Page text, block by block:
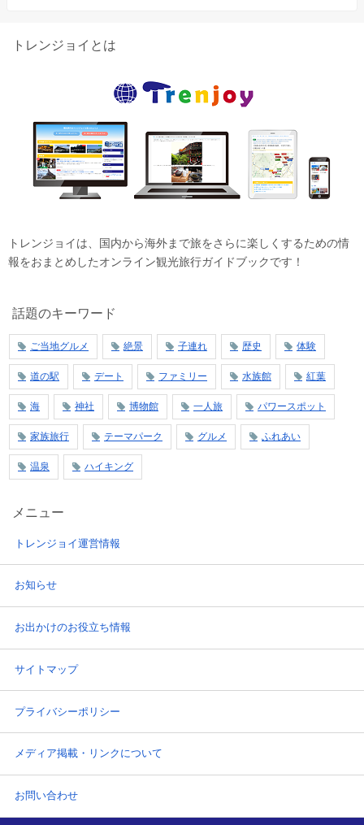
トレンジョイとは
トレンジョイは、国内から海外まで旅をさらに楽しくするための情
報をおまとめしたオンライン観光旅行ガイドブックです！
話題のキーワード
ご当地グルメ 絶景 子連れ 歴史 体験
道の駅 デート ファミリー 水族館 紅葉
海 神社 博物館 一人旅 パワースポット
家族旅行 テーマパーク グルメ ふれあい
温泉 ハイキング
メニュー
トレンジョイ運営情報
お知らせ
お出かけのお役立ち情報
サイトマップ
プライバシーポリシー
メディア掲載・リンクについて
お問い合わせ